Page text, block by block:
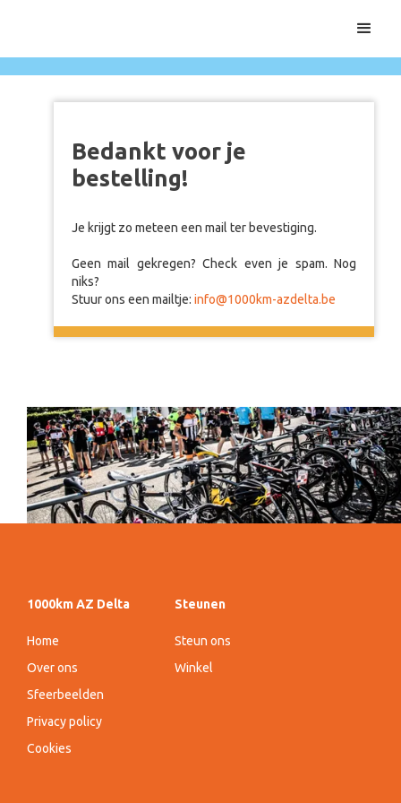
Bedankt voor je
bestelling!
Je krijgt zo meteen een mail ter bevestiging.
Geen mail gekregen? Check even je spam. Nog
niks?
Stuur ons een mailtje:info@1000km-azdelta.be
1000km AZ Delta
Home
Over ons
Sfeerbeelden
Privacy policy
Cookies
Steunen
Steun ons
Winkel